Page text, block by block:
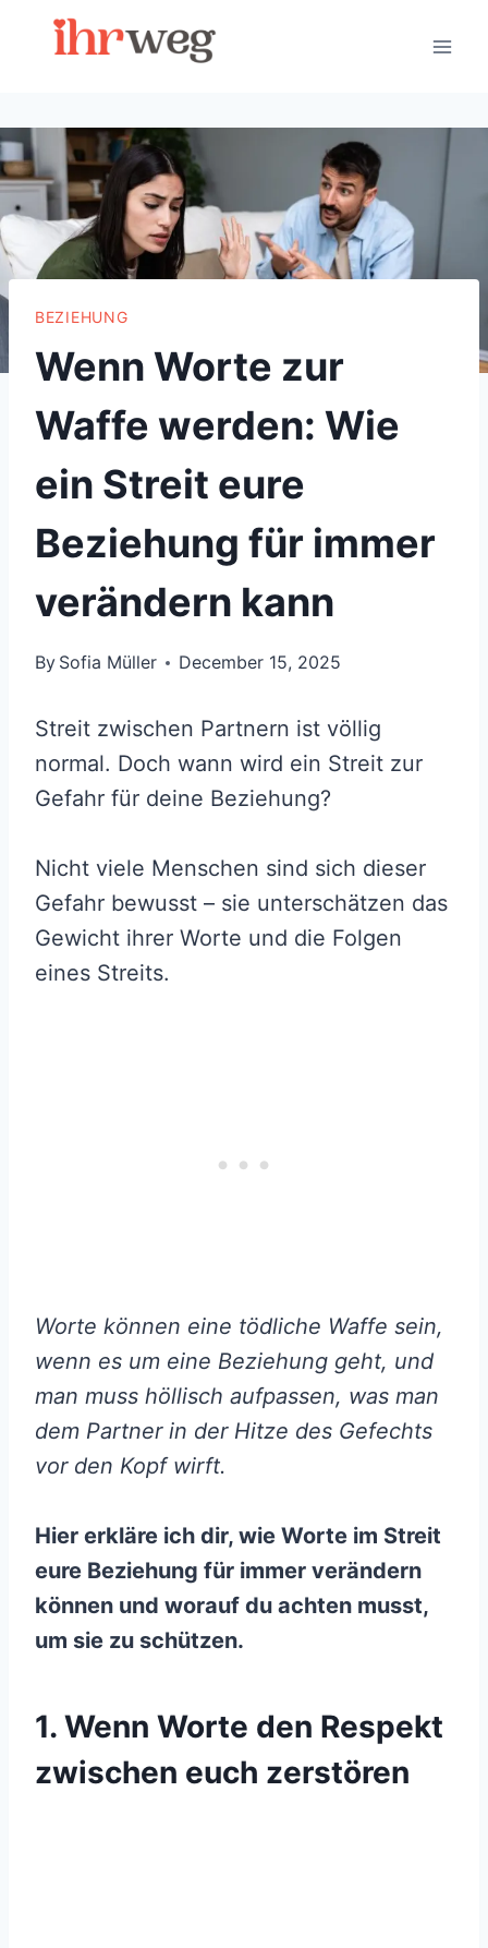
BEZIEHUNG
Wenn Worte zur
Waffe werden: Wie
ein Streit eure
Beziehung für immer
verändern kann
By Sofia Müller December 15, 2025
Streit zwischen Partnern ist völlig
normal. Doch wann wird ein Streit zur
Gefahr für deine Beziehung?
Nicht viele Menschen sind sich dieser
Gefahr bewusst – sie unterschätzen das
Gewicht ihrer Worte und die Folgen
eines Streits.
Worte können eine tödliche Waffe sein,
wenn es um eine Beziehung geht, und
man muss höllisch aufpassen, was man
dem Partner in der Hitze des Gefechts
vor den Kopf wirft.
Hier erkläre ich dir, wie Worte im Streit
eure Beziehung für immer verändern
können und worauf du achten musst,
um sie zu schützen.
1. Wenn Worte den Respekt
zwischen euch zerstören